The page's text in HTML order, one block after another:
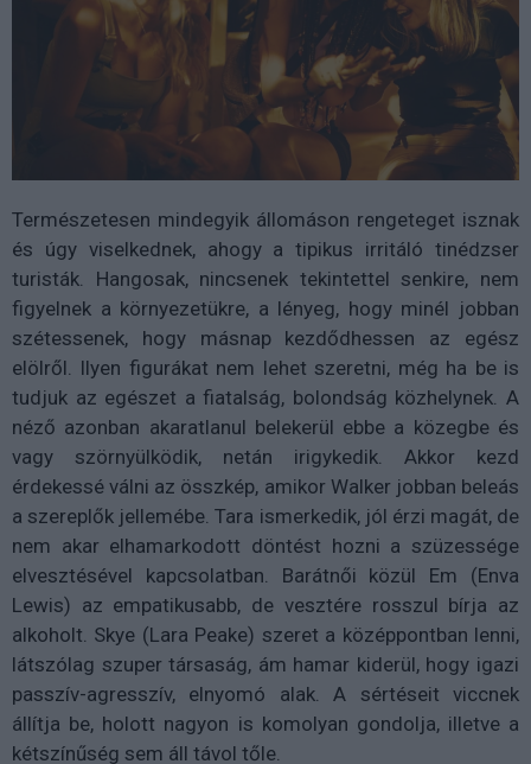
Természetesen mindegyik állomáson rengeteget isznak
és úgy viselkednek, ahogy a tipikus irritáló tinédzser
turisták. Hangosak, nincsenek tekintettel senkire, nem
figyelnek a környezetükre, a lényeg, hogy minél jobban
szétessenek, hogy másnap kezdődhessen az egész
elölről. Ilyen figurákat nem lehet szeretni, még ha be is
tudjuk az egészet a fiatalság, bolondság közhelynek. A
néző azonban akaratlanul belekerül ebbe a közegbe és
vagy szörnyülködik, netán irigykedik. Akkor kezd
érdekessé válni az összkép, amikor Walker jobban beleás
a szereplők jellemébe. Tara ismerkedik, jól érzi magát, de
nem akar elhamarkodott döntést hozni a szüzessége
elvesztésével kapcsolatban. Barátnői közül Em (Enva
Lewis) az empatikusabb, de vesztére rosszul bírja az
alkoholt. Skye (Lara Peake) szeret a középpontban lenni,
látszólag szuper társaság, ám hamar kiderül, hogy igazi
passzív-agresszív, elnyomó alak. A sértéseit viccnek
állítja be, holott nagyon is komolyan gondolja, illetve a
kétszínűség sem áll távol tőle.